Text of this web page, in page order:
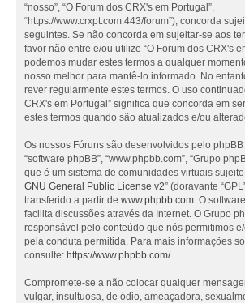
“nosso”, “O Forum dos CRX's em Portugal”,
“https://www.crxpt.com:443/forum”), concorda
seguintes. Se não concorda em sujeitar-se aos
favor não entre e/ou utilize “O Forum dos CRX's
podemos mudar estes termos a qualquer
nosso melhor para mantê-lo informado. No
rever regularmente estes termos. O uso
CRX's em Portugal” significa que concorda em
estes termos quando são atualizados e/ou
Os nossos Fóruns são desenvolvidos pelo phpBB
“software phpBB”, “www.phpbb.com”, “Grupo
que é um sistema de comunidades virtuais sujeito
GNU General Public License v2” (doravante
transferido a partir de www.phpbb.com. O
facilita discussões através da Internet. O Grupo
responsável pelo conteúdo que nós permitimos
pela conduta permitida. Para mais informações
consulte: https://www.phpbb.com/.
Compromete-se a não colocar qualquer
vulgar, insultuosa, de ódio, ameaçadora,